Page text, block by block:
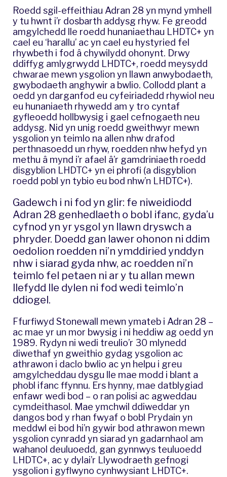
Roedd sgil-effeithiau Adran 28 yn mynd ymhell
y tu hwnt i’r dosbarth addysg rhyw. Fe greodd
amgylchedd lle roedd hunaniaethau LHDTC+ yn
cael eu ‘harallu’ ac yn cael eu hystyried fel
rhywbeth i fod â chywilydd ohonynt. Drwy
ddiffyg amlygrwydd LHDTC+, roedd meysydd
chwarae mewn ysgolion yn llawn anwybodaeth,
gwybodaeth anghywir a bwlio. Collodd plant a
oedd yn darganfod eu cyfeiriadedd rhywiol neu
eu hunaniaeth rhywedd am y tro cyntaf
gyfleoedd hollbwysig i gael cefnogaeth neu
addysg. Nid yn unig roedd gweithwyr mewn
ysgolion yn teimlo na allen nhw drafod
perthnasoedd un rhyw, roedden nhw hefyd yn
methu â mynd i’r afael â’r gamdriniaeth roedd
disgyblion LHDTC+ yn ei phrofi (a disgyblion
roedd pobl yn tybio eu bod nhw’n LHDTC+).
Gadewch i ni fod yn glir: fe niweidiodd
Adran 28 genhedlaeth o bobl ifanc, gyda’u
cyfnod yn yr ysgol yn llawn dryswch a
phryder. Doedd gan lawer ohonon ni ddim
oedolion roedden ni’n ymddiried ynddyn
nhw i siarad gyda nhw, ac roedden ni’n
teimlo fel petaen ni ar y tu allan mewn
llefydd lle dylen ni fod wedi teimlo’n
ddiogel.
Ffurfiwyd Stonewall mewn ymateb i Adran 28 –
ac mae yr un mor bwysig i ni heddiw ag oedd yn
1989. Rydyn ni wedi treulio’r 30 mlynedd
diwethaf yn gweithio gydag ysgolion ac
athrawon i daclo bwlio ac yn helpu i greu
amgylcheddau dysgu lle mae modd i blant a
phobl ifanc ffynnu. Ers hynny, mae datblygiad
enfawr wedi bod – o ran polisi ac agweddau
cymdeithasol. Mae ymchwil ddiweddar yn
dangos bod y rhan fwyaf o bobl Prydain yn
meddwl ei bod hi’n gywir bod athrawon mewn
ysgolion cynradd yn siarad yn gadarnhaol am
wahanol deuluoedd, gan gynnwys teuluoedd
LHDTC+, ac y dylai’r Llywodraeth gefnogi
ysgolion i gyflwyno cynhwysiant LHDTC+.